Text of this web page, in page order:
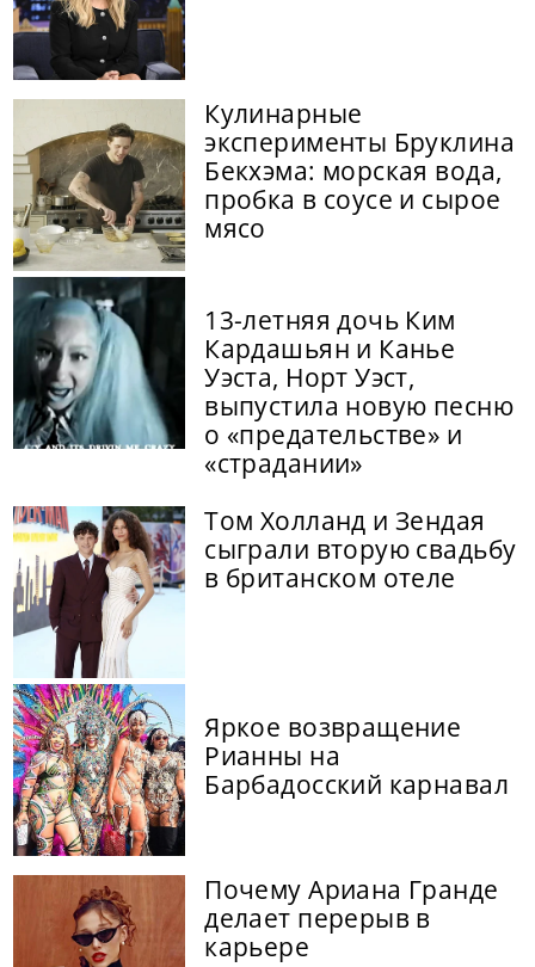
Кулинарные
эксперименты Бруклина
Бекхэма: морская вода,
пробка в соусе и сырое
мясо
13-летняя дочь Ким
Кардашьян и Канье
Уэста, Норт Уэст,
выпустила новую песню
о «предательстве» и
«страдании»
Том Холланд и Зендая
сыграли вторую свадьбу
в британском отеле
Яркое возвращение
Рианны на
Барбадосский карнавал
Почему Ариана Гранде
делает перерыв в
карьере